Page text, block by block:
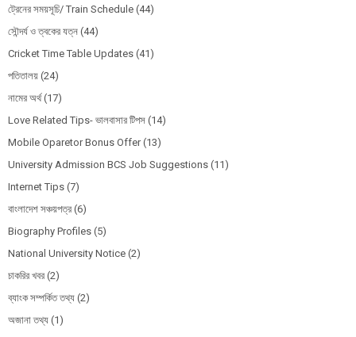
ট্রেনের সময়সূচি/ Train Schedule (44)
সৌন্দর্য ও ত্বকের যত্ন (44)
Cricket Time Table Updates (41)
পতিতালয় (24)
নামের অর্থ (17)
Love Related Tips- ভালবাসার টিপস (14)
Mobile Oparetor Bonus Offer (13)
University Admission BCS Job Suggestions (11)
Internet Tips (7)
বাংলাদেশ সঞ্চয়পত্র (6)
Biography Profiles (5)
National University Notice (2)
চাকরির খবর (2)
ব্যাংক সম্পর্কিত তথ্য (2)
অজানা তথ্য (1)